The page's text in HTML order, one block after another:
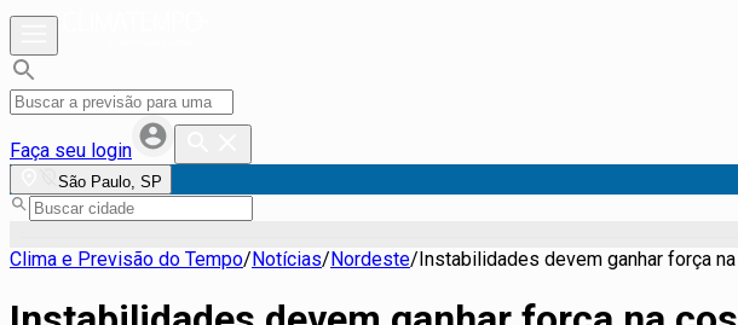
Faça seu login
São Paulo, SP
Clima e Previsão do Tempo/Notícias/Nordeste/Instabilidades devem ganhar força